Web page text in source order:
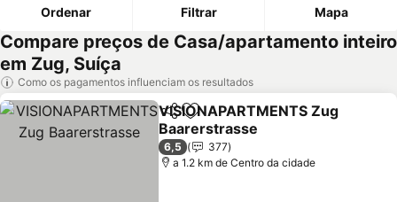
Ordenar Filtrar Mapa
Compare preços de Casa/apartamento inteiro
em Zug, Suíça
Como os pagamentos influenciam os resultados
PartilharAdicionar aos favoritos
VISIONAPARTMENTS Zug
Baarerstrasse
Ver preços
6,5
377
a 1.2 km de Centro da cidade